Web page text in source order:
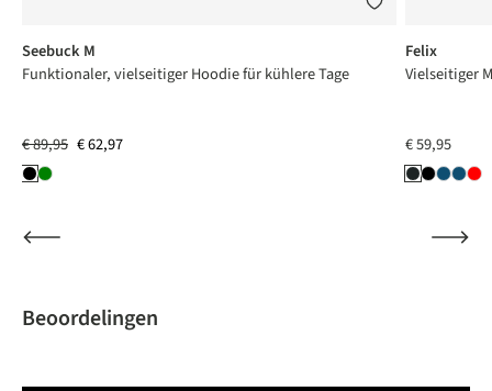
Seebuck M
Funktionaler, vielseitiger Hoodie für kühlere Tage
€ 89,95 € 62,97
Felix
Vielseitiger
€ 59,95
Beoordelingen